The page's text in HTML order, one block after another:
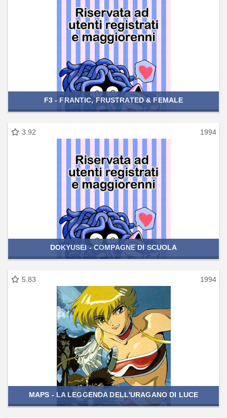
F3 - FRANTIC, FRUSTRATED & FEMALE
3.92 1994
DOKYUSEI - COMPAGNE DI SCUOLA
5.83 1994
MAPS - LA LEGGENDA DELL'URAGANO DI LUCE